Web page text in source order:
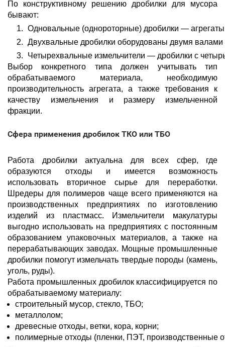
По конструктивному решению дробилки для мусора
бывают:
Одновальные (однороторные) дробилки —
Двухвальные дробилки оборудованы двумя валами
Четырехвальные измельчители — дробилки с
Выбор конкретного типа должен учитывать тип
обрабатываемого материала, необходимую
производительность агрегата, а также требования к
качеству измельчения и размеру измельченной
фракции.
Сфера применения дробилок ТКО или ТБО
Работа дробилки актуальна для всех сфер, где
образуются отходы и имеется возможность
использовать вторичное сырье для переработки.
Шредеры для полимеров чаще всего применяются на
производственных предприятиях по изготовлению
изделий из пластмасс. Измельчители макулатуры
выгодно использовать на предприятиях с постоянным
образованием упаковочных материалов, а также на
перерабатывающих заводах. Мощные промышленные
дробилки помогут измельчать твердые породы (камень,
уголь, руды).
Работа промышленных дробилок классифицируется по
обрабатываемому материалу:
строительный мусор, стекло, ТБО;
металлолом;
древесные отходы, ветки, кора, корни;
полимерные отходы (пленки, ПЭТ, производственные